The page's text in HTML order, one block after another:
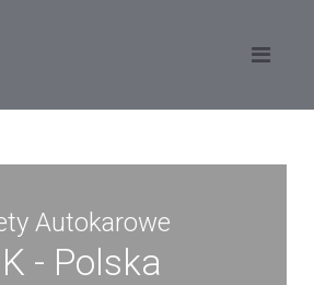
Autokarowe
- Polska